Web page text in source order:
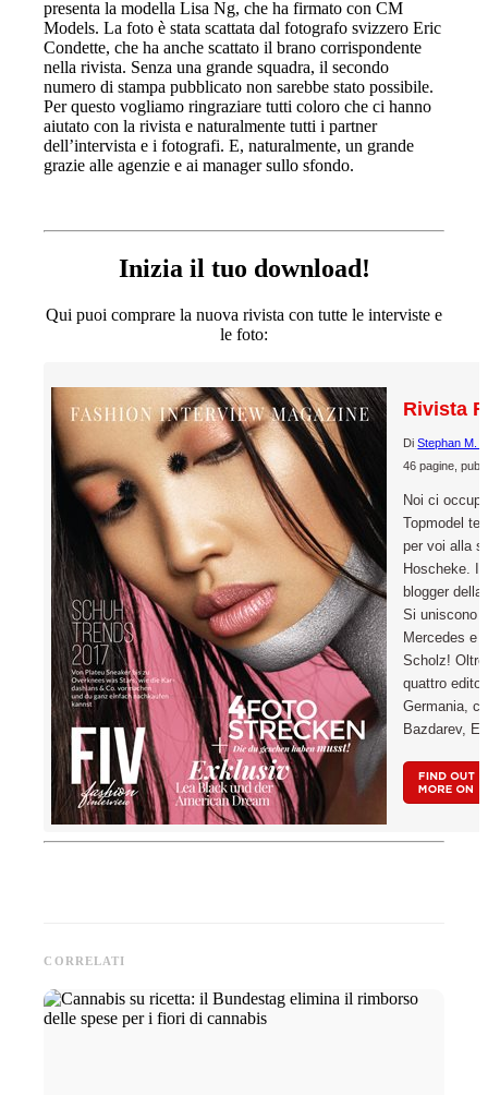
presenta la modella Lisa Ng, che ha firmato con CM
Models. La foto è stata scattata dal fotografo svizzero Eric
Condette, che ha anche scattato il brano corrispondente
nella rivista. Senza una grande squadra, il secondo
numero di stampa pubblicato non sarebbe stato possibile.
Per questo vogliamo ringraziare tutti coloro che ci hanno
aiutato con la rivista e naturalmente tutti i partner
dell’intervista e i fotografi. E, naturalmente, un grande
grazie alle agenzie e ai manager sullo sfondo.
Inizia il tuo download!
Qui puoi comprare la nuova rivista con tutte le interviste e
le foto:
Rivista
DiStephan M.
46 pagine,
Noi ci
Topmodel
per voi alla
Hoscheke.
blogger
Si uniscono
Mercedes e
Scholz!
quattro
Germania,
Bazdarev,
CORRELATI